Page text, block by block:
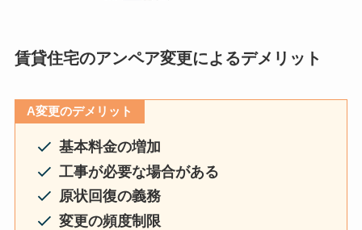
賃貸住宅のアンペア変更によるデメリット
A変更のデメリット
基本料金の増加
工事が必要な場合がある
原状回復の義務
変更の頻度制限